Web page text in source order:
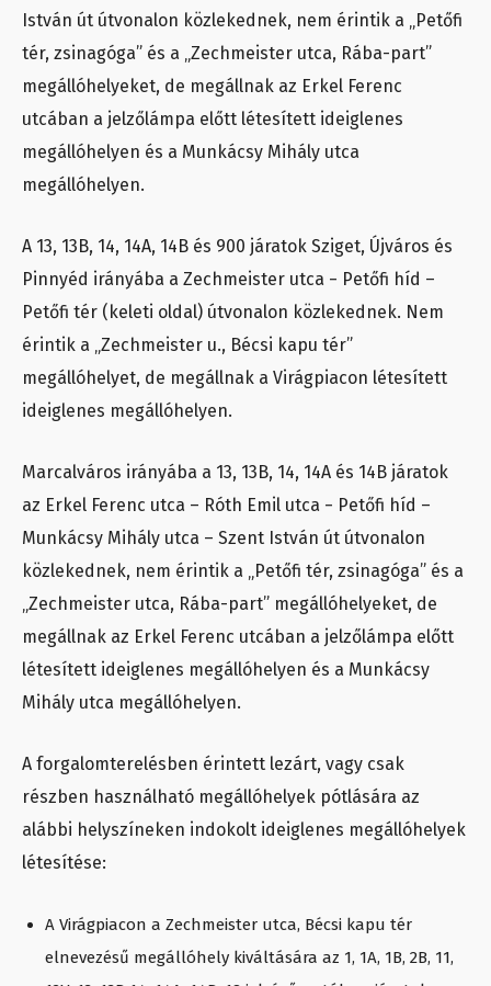
István út útvonalon közlekednek, nem érintik a „Petőfi
tér, zsinagóga” és a „Zechmeister utca, Rába-part”
megállóhelyeket, de megállnak az Erkel Ferenc
utcában a jelzőlámpa előtt létesített ideiglenes
megállóhelyen és a Munkácsy Mihály utca
megállóhelyen.
A 13, 13B, 14, 14A, 14B és 900 járatok Sziget, Újváros és
Pinnyéd irányába a Zechmeister utca − Petőfi híd –
Petőfi tér (keleti oldal) útvonalon közlekednek. Nem
érintik a „Zechmeister u., Bécsi kapu tér”
megállóhelyet, de megállnak a Virágpiacon létesített
ideiglenes megállóhelyen.
Marcalváros irányába a 13, 13B, 14, 14A és 14B járatok
az Erkel Ferenc utca – Róth Emil utca − Petőfi híd –
Munkácsy Mihály utca – Szent István út útvonalon
közlekednek, nem érintik a „Petőfi tér, zsinagóga” és a
„Zechmeister utca, Rába-part” megállóhelyeket, de
megállnak az Erkel Ferenc utcában a jelzőlámpa előtt
létesített ideiglenes megállóhelyen és a Munkácsy
Mihály utca megállóhelyen.
A forgalomterelésben érintett lezárt, vagy csak
részben használható megállóhelyek pótlására az
alábbi helyszíneken indokolt ideiglenes megállóhelyek
létesítése:
A Virágpiacon a Zechmeister utca, Bécsi kapu tér
elnevezésű megállóhely kiváltására az 1, 1A, 1B, 2B, 11,